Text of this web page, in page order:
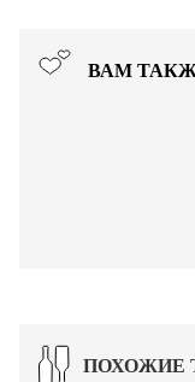
ВАМ
ПОХОЖИЕ